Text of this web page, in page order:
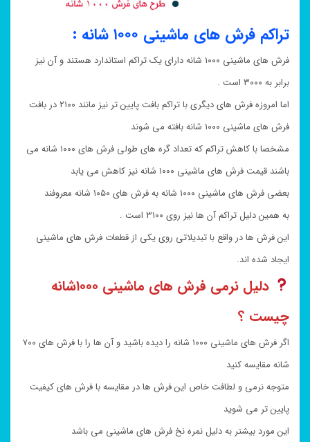
تراکم فرش های ماشینی ۱۰۰۰ شانه :
فرش های ماشینی ۱۰۰۰ شانه دارای یک تراکم استاندارد هستند و آن نیز
برابر به ۳۰۰۰ است .
اما امروزه فرش های دیگری با تراکم بافت پایین تر نیز مانند ۲۱۰۰ در بافت
فرش های ماشینی ۱۰۰۰ شانه بافته می شوند
مشخصا با کاهش تراکم که تعداد گره های طولی فرش های ۱۰۰۰ شانه می
باشند قیمت فرش های ماشینی ۱۰۰۰ شانه نیز کاهش می یابد
بعضی فرش های ماشینی ۱۰۰۰ شانه به فرش های ۱۰۵۰ شانه معروفند
به همین دلیل تراکم آن ها نیز روی ۳۱۰۰ است .
این فرش ها در واقع با تبدیلاتی روی یکی از قطعات فرش های ماشینی
ایجاد شده اند.
دلیل نرمی فرش های ماشینی ۱۰۰۰شانه
چیست ؟
اگر فرش های ماشینی ۱۰۰۰ شانه را دیده باشید و آن ها را با فرش های ۷۰۰
شانه مقایسه کنید
متوجه نرمی و لطافت خاص این فرش ها در مقایسه با فرش های کیفیت
پایین تر می شوید
این مورد بیشتر به دلیل نمره نخ فرش های ماشینی می باشد